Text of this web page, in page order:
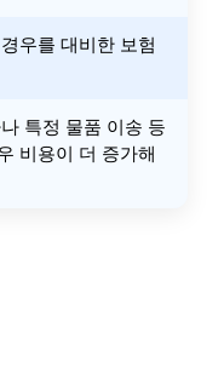
우를 대비한 보험
특정 물품 이송 등
비용이 더 증가해